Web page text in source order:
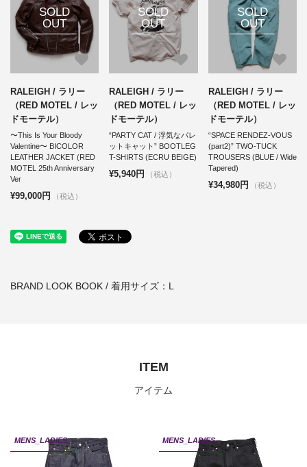
SOLD
OUT
RALEIGH / ラリー
（RED MOTEL / レッ
ドモーテル）
〜This Is Your Bloody
Valentine〜 BICOLOR
LEATHER JACKET (RED
MOTEL 25th Anniversary
Ver
¥99,000円 （税込）
SOLD
OUT
RALEIGH / ラリー
（RED MOTEL / レッ
ドモーテル）
“PARTY CAT / 浮気なパレ
ットキャット” BOOTLEG
T-SHIRTS (ECRU BEIGE)
¥5,940円 （税込）
SOLD
OUT
RALEIGH / ラリー
（RED MOTEL / レッ
ドモーテル）
“SPACE RENDEZ-VOUS
(part2)” TWO-TUCK
TROUSERS (BLUE / Wide
Tapered)
¥34,980円 （税込）
BRAND LOOK BOOK / 着用サイズ：L
ITEM
アイテム
MENS_LADIES MENS_LADIES